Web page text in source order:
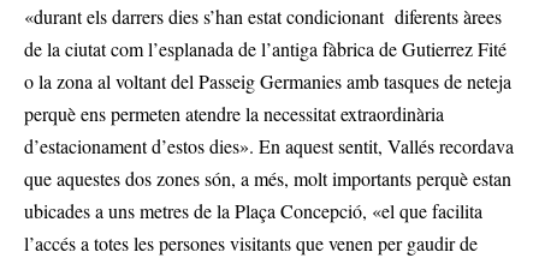
«durant els darrers dies s’han estat condicionant diferents àrees
de la ciutat com l’esplanada de l’antiga fàbrica de Gutierrez Fité
o la zona al voltant del Passeig Germanies amb tasques de neteja
perquè ens permeten atendre la necessitat extraordinària
d’estacionament d’estos dies». En aquest sentit, Vallés recordava
que aquestes dos zones són, a més, molt importants perquè estan
ubicades a uns metres de la Plaça Concepció, «el que facilita
l’accés a totes les persones visitants que venen per gaudir de